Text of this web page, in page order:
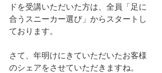
ドを受講いただいた方は、全員「足に
合うスニーカー選び」からスタートし
ております。
さて、年明けにきていただいたお客様
のシェアをさせていただきますね。